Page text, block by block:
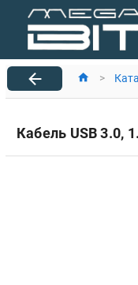
>
Кабель USB 3.0,